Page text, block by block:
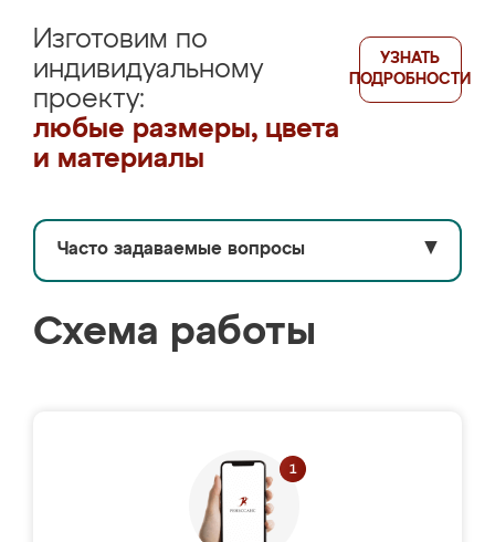
Изготовим по
индивидуальному
проекту:
любые размеры, цвета
и материалы
УЗНАТЬ
ПОДРОБНОСТИ
Часто задаваемые вопросы ▼
Схема работы